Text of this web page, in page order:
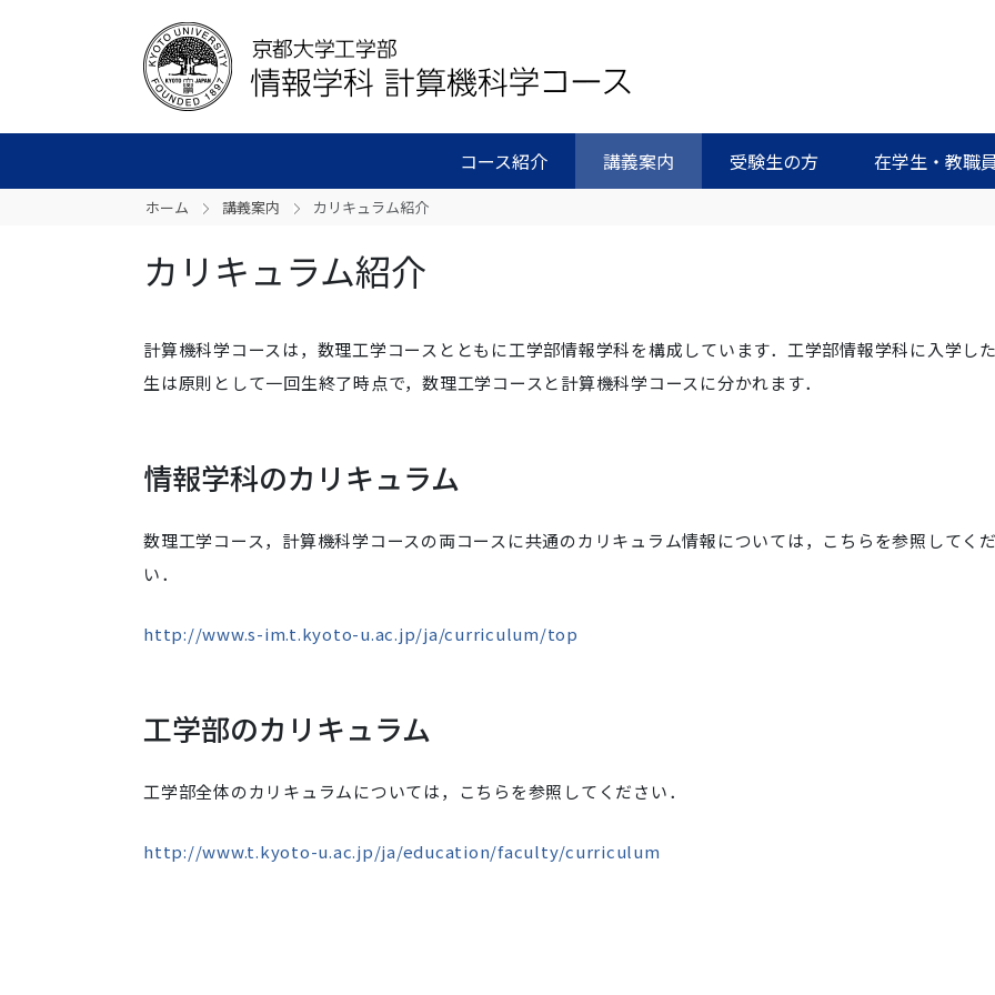
コース紹介 講義案内 受験生の方 在学生・教職
ホーム 講義案内 カリキュラム紹介
カリキュラム紹介
計算機科学コースは，数理工学コースとともに工学部情報学科を構成しています．工学部情報学科に入学し
生は原則として一回生終了時点で，数理工学コースと計算機科学コースに分かれます．
情報学科のカリキュラム
数理工学コース，計算機科学コースの両コースに共通のカリキュラム情報については，こちらを参照してく
い．
http://www.s-im.t.kyoto-u.ac.jp/ja/curriculum/top
工学部のカリキュラム
工学部全体のカリキュラムについては，こちらを参照してください．
http://www.t.kyoto-u.ac.jp/ja/education/faculty/curriculum